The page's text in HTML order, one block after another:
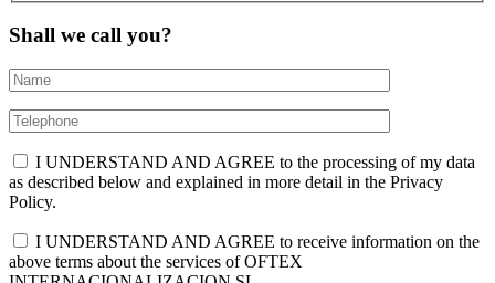
Shall we call you?
I UNDERSTAND AND AGREE to the processing of my data
as described below and explained in more detail in the Privacy
Policy.
I UNDERSTAND AND AGREE to receive information on the
above terms about the services of OFTEX